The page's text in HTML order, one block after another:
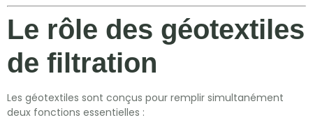
Le rôle des géotextiles
de filtration
Les géotextiles sont conçus pour remplir simultanément
deux fonctions essentielles :